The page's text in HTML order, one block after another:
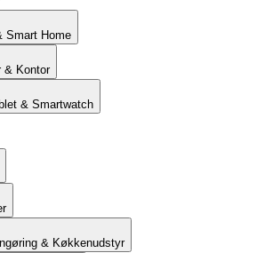
Smart Home
& Kontor
& Smartwatch
& Køkkenudstyr